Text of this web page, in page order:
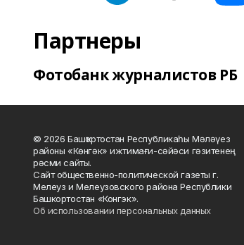
Партнеры
Фотобанк журналистов РБ
© 2026 Башҡортостан Республикаһы Мәләүез
районы «Көнгәк» ижтимағи-сәйәси гәзитенең
рәсми сайты.
Сайт общественно-политической газеты г.
Мелеуз и Мелеузовского района Республики
Башкортостан «Конгэк».
Об использовании персональных данных